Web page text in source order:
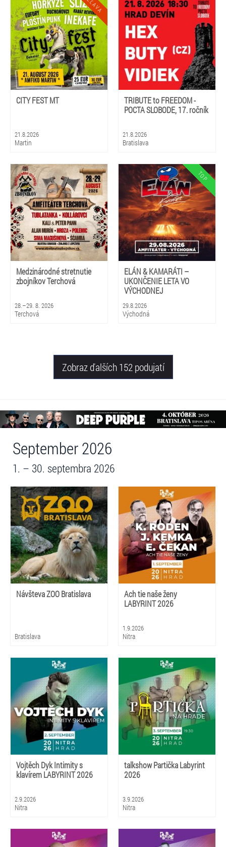
CITY FEST MT
21.8.2026
Martin
TRIBUTE to FREEDOM -
POCTA SLOBODE, 17. ročník
21.8.2026
Bratislava
Medzinárodné stretnutie
zbojníkov Terchová
28.–29. 8. 2026
Terchová
ELÁN & KAMARÁTI –
UKONČENIE LETA VO
VÝCHODNEJ
29.8.2026
Východná
Zobraz ďalších 152 podujatí
September 2026
1. – 30. septembra 2026
Návšteva ZOO Bratislava
Bratislava
Ach tie naše ženy
LABYRINT 2026
1.9.2026
Nitra
Vojtěch Dyk Intimity s
klavírem LABYRINT 2026
2.9.2026
Nitra
talkshow Partička Labyrint
2026
3.9.2026
Nitra